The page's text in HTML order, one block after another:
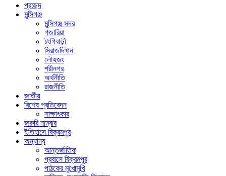
প্রচ্ছদ
মুন্সিগঞ্জ
মুন্সিগঞ্জ সদর
গজারিয়া
টংগিবাড়ী
সিরাজদিখান
লৌহজং
শ্রীনগর
অর্থনীতি
রাজনীতি
জাতীয়
বিশেষ প্রতিবেদন
সাক্ষাৎকার
জরুরি নাম্বার
ইতিহাসে বিক্রমপুর
অন্যান্য
আন্তর্জাতিক
প্রবাসে বিক্রমপুর
পাঠকের মুখোমুখি